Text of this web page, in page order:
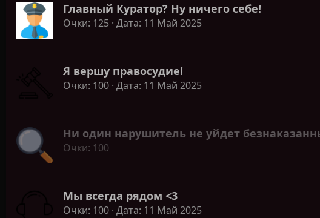
Главный Куратор? Ну ничего себе!
Очки 125 Дата 11 Май 2025
Я вершу правосудие!
Очки 100 Дата 11 Май 2025
Ни один нарушитель не уйдет
Очки 100
Мы всегда рядом <3
Очки 100 Дата 11 Май 2025